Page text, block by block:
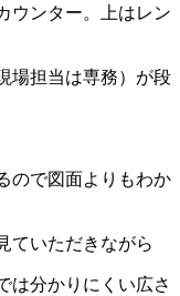
ウンター。上はレン
場担当は専務）が段
ので図面よりもわか
ていただきながら
は分かりにくい広さ